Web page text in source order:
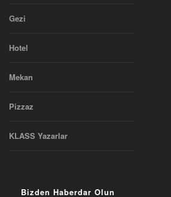
Gezi
Hotel
Mekan
Pizzaz
KLASS Yazarlar
Bizden Haberdar Olun